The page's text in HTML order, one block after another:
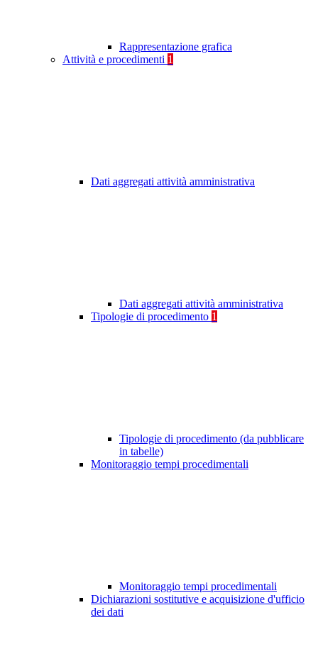
Rappresentazione grafica
Attività e procedimenti 1
Dati aggregati attività amministrativa
Dati aggregati attività amministrativa
Tipologie di procedimento 1
Tipologie di procedimento (da pubblicare
in tabelle)
Monitoraggio tempi procedimentali
Monitoraggio tempi procedimentali
Dichiarazioni sostitutive e acquisizione d'ufficio
dei dati